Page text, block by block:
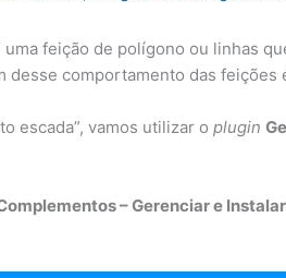
feição de polígono ou linhas
desse comportamento das feições
escada”, vamos utilizar o plugin
– Gerenciar e